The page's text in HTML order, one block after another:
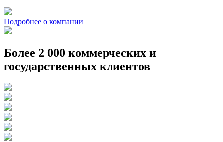
Подробнее о компании
Более 2 000 коммерческих и
государственных клиентов